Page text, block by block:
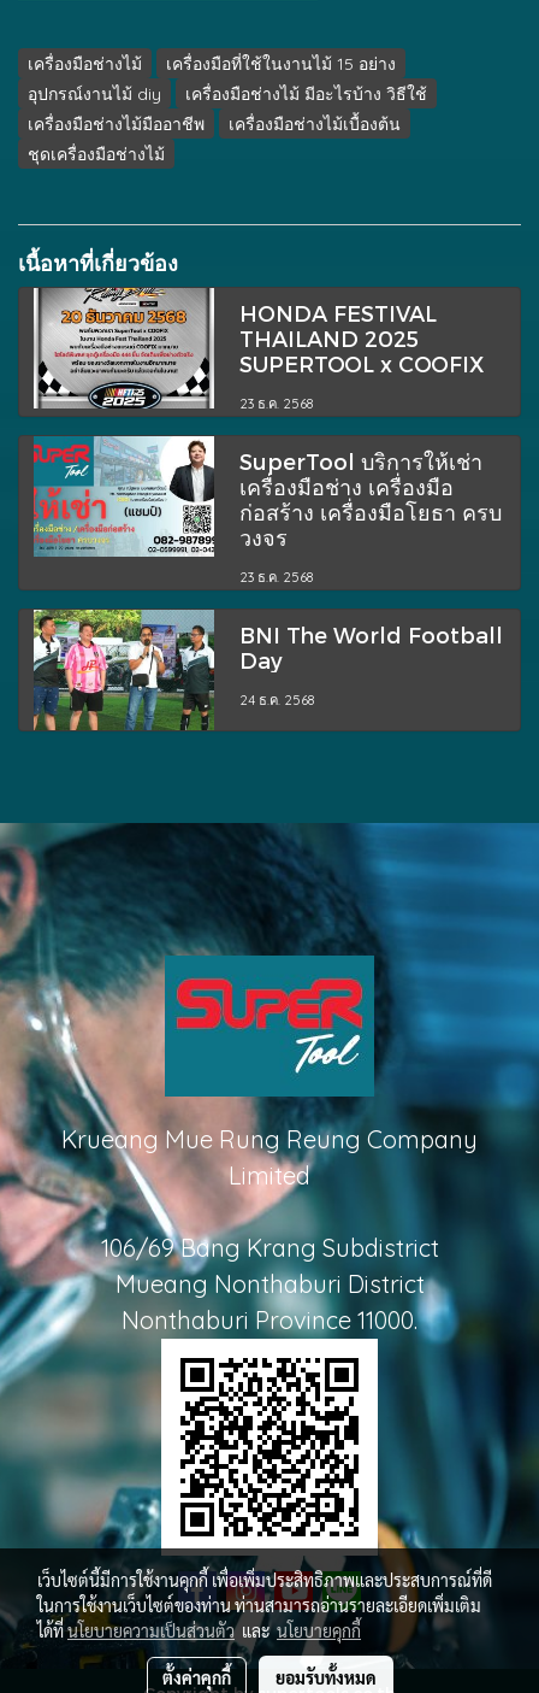
เครื่องมือช่างไม้
เครื่องมือที่ใช้ในงานไม้ 15 อย่าง
อุปกรณ์งานไม้ diy
เครื่องมือช่างไม้ มีอะไรบ้าง วิธีใช้
เครื่องมือช่างไม้มืออาชีพ
เครื่องมือช่างไม้เบื้องต้น
ชุดเครื่องมือช่างไม้
เนื้อหาที่เกี่ยวข้อง
HONDA FESTIVAL
THAILAND 2025
SUPERTOOL x COOFIX
23 ธ.ค. 2568
SuperTool บริการให้เช่า
เครื่องมือช่าง เครื่องมือ
ก่อสร้าง เครื่องมือโยธา ครบ
วงจร
23 ธ.ค. 2568
BNI The World Football
Day
24 ธ.ค. 2568
Krueang Mue Rung Reung Company
Limited
106/69 Bang Krang Subdistrict
Mueang Nonthaburi District
Nonthaburi Province 11000.
เว็บไซต์นี้มีการใช้งานคุกกี้ เพื่อเพิ่มประสิทธิภาพและประสบการณ์ที่ดี
ในการใช้งานเว็บไซต์ของท่าน ท่านสามารถอ่านรายละเอียดเพิ่มเติม
ได้ที่นโยบายความเป็นส่วนตัวและนโยบายคุกกี้
ตั้งค่าคุกกี้ ยอมรับทั้งหมด